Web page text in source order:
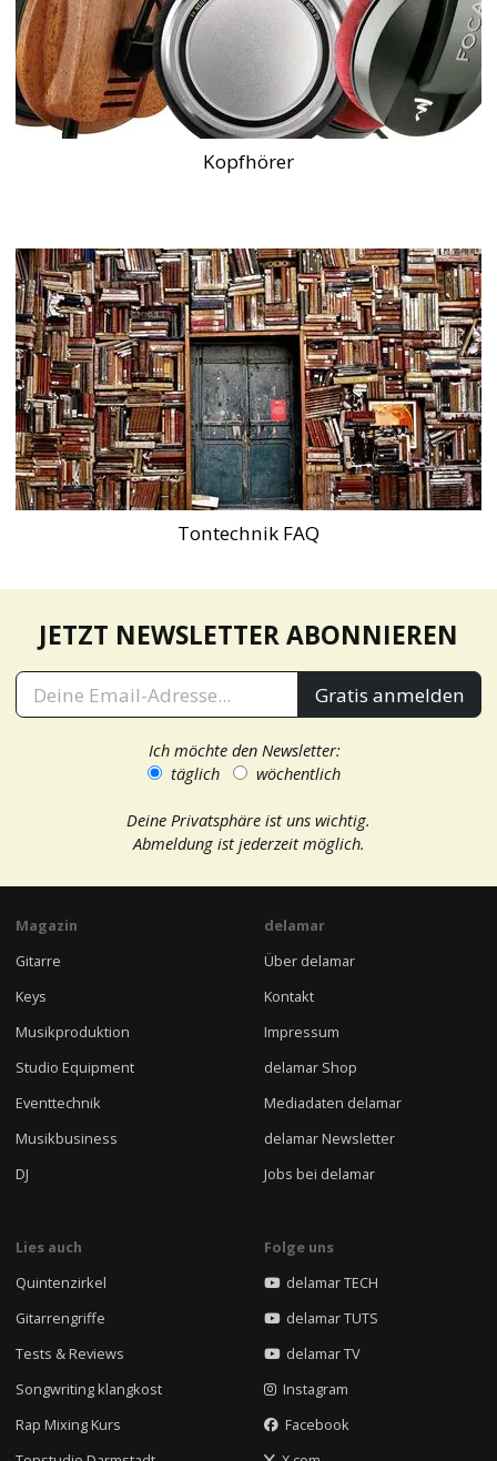
Kopfhörer
Tontechnik FAQ
JETZT NEWSLETTER ABONNIEREN
Gratis anmelden
Ich möchte den Newsletter:
täglich
wöchentlich
Deine Privatsphäre ist uns wichtig.
Abmeldung ist jederzeit möglich.
Magazin
Gitarre
Keys
Musikproduktion
Studio Equipment
Eventtechnik
Musikbusiness
DJ
delamar
Über delamar
Kontakt
Impressum
delamar Shop
Mediadaten delamar
delamar Newsletter
Jobs bei delamar
Lies auch
Quintenzirkel
Gitarrengriffe
Tests & Reviews
Songwriting klangkost
Rap Mixing Kurs
Folge uns
delamar TECH
delamar TUTS
delamar TV
Instagram
Facebook